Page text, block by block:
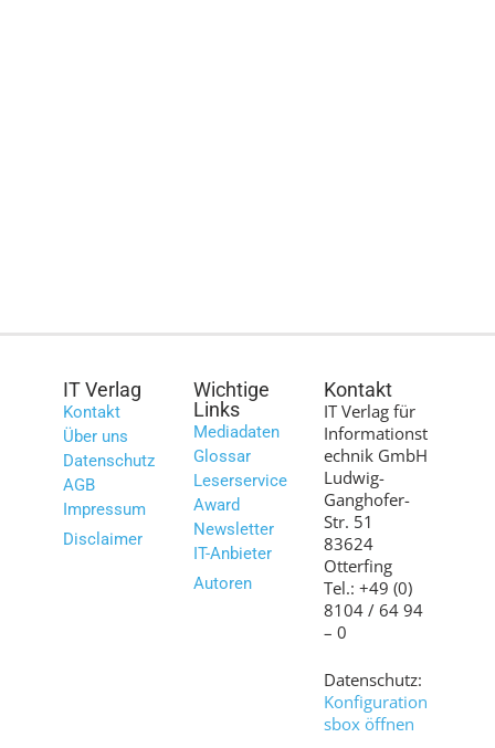
IT Verlag
Kontakt
Über uns
Datenschutz
AGB
Impressum
Disclaimer
Wichtige
Links
Mediadaten
Glossar
Leserservice
Award
Newsletter
IT-Anbieter
Autoren
Kontakt
IT Verlag für
Informationst
echnik GmbH
Ludwig-
Ganghofer-
Str. 51
83624
Otterfing
Tel.: +49 (0)
8104 / 64 94
– 0
Datenschutz:
Konfiguration
sbox öffnen